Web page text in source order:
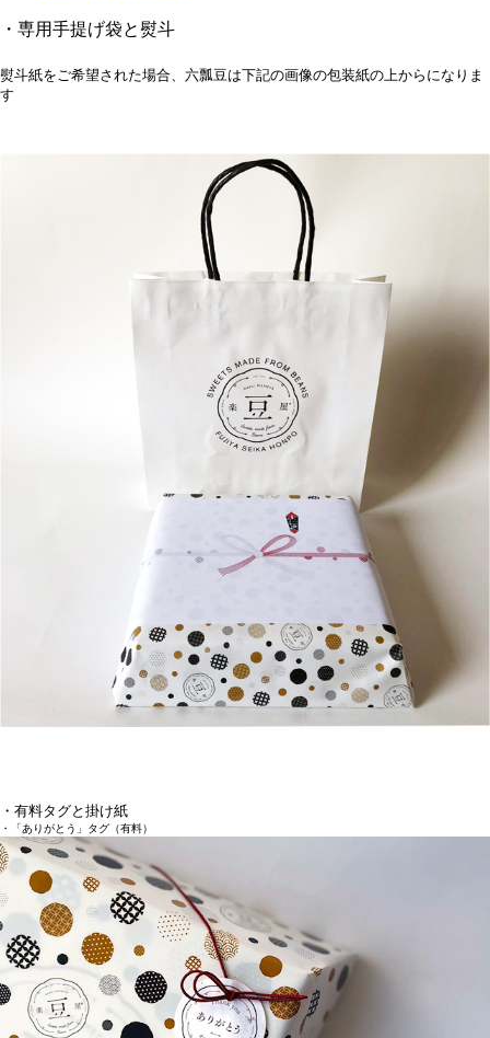
・専用手提げ袋と熨斗
熨斗紙をご希望された場合、六瓢豆は下記の画像の包装紙の上からになりま
す
・有料タグと掛け紙
・「ありがとう」タグ（有料）